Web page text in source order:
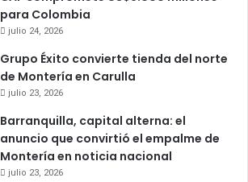
para Colombia
julio 24, 2026
Grupo Éxito convierte tienda del norte
de Montería en Carulla
julio 23, 2026
Barranquilla, capital alterna: el
anuncio que convirtió el empalme de
Montería en noticia nacional
julio 23, 2026